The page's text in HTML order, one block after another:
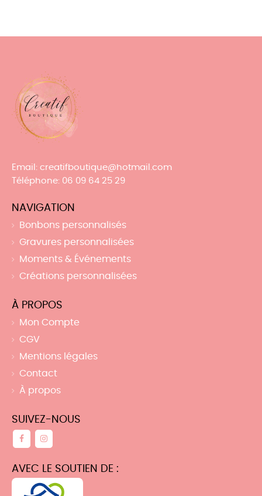
Email : creatifboutique@hotmail.com
Téléphone: 06 09 64 25 29
NAVIGATION
Bonbons personnalisés
Gravures personnalisées
Moments & Événements
Créations personnalisées
À PROPOS
Mon Compte
CGV
Mentions légales
Contact
À propos
SUIVEZ-NOUS
AVEC LE SOUTIEN DE :